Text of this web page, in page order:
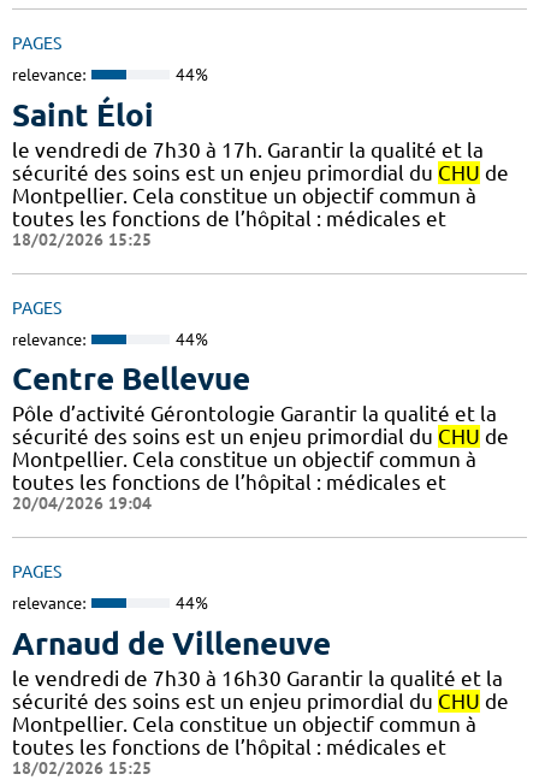
PAGES
relevance: 44%
Saint Éloi
le vendredi de 7h30 à 17h. Garantir la qualité et la
sécurité des soins est un enjeu primordial du CHU de
Montpellier. Cela constitue un objectif commun à
toutes les fonctions de l’hôpital : médicales et
18/02/2026 15:25
PAGES
relevance: 44%
Centre Bellevue
Pôle d’activité Gérontologie Garantir la qualité et la
sécurité des soins est un enjeu primordial du CHU de
Montpellier. Cela constitue un objectif commun à
toutes les fonctions de l’hôpital : médicales et
20/04/2026 19:04
PAGES
relevance: 44%
Arnaud de Villeneuve
le vendredi de 7h30 à 16h30 Garantir la qualité et la
sécurité des soins est un enjeu primordial du CHU de
Montpellier. Cela constitue un objectif commun à
toutes les fonctions de l’hôpital : médicales et
18/02/2026 15:25